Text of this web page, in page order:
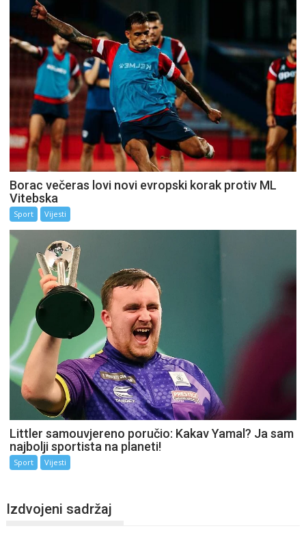
Borac večeras lovi novi evropski korak protiv ML
Vitebska
Sport Vijesti
Littler samouvjereno poručio: Kakav Yamal? Ja sam
najbolji sportista na planeti!
Sport Vijesti
Izdvojeni sadržaj